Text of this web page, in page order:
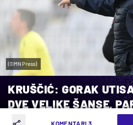
(©MN Press)
KRUŠČIĆ: GORAK
DVE VELIKE ŠANSE,
KAZNIO